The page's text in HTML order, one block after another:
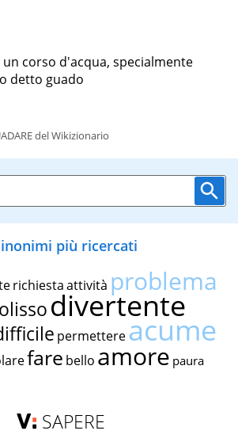
corso d'acqua, specialmente
detto guado
del Wikizionario
più ricercati
richiestaattività problema
divertente
permettereacume
fare bello amore paura
SAPERE